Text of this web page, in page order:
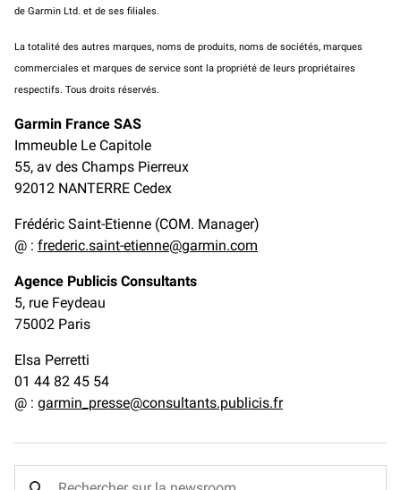
de Garmin Ltd. et de ses filiales.
La totalité des autres marques, noms de produits, noms de sociétés, marques
commerciales et marques de service sont la propriété de leurs propriétaires
respectifs. Tous droits réservés.
Garmin France SAS
Immeuble Le Capitole
55, av des Champs Pierreux
92012 NANTERRE Cedex
Frédéric Saint-Etienne (COM. Manager)
@ : frederic.saint-etienne@garmin.com
Agence Publicis Consultants
5, rue Feydeau
75002 Paris
Elsa Perretti
01 44 82 45 54
@ : garmin_presse@consultants.publicis.fr